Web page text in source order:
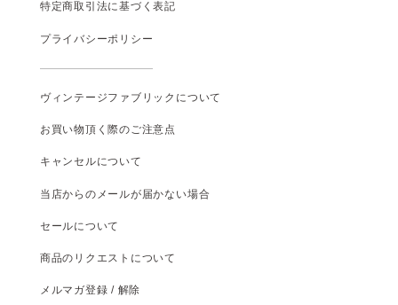
特定商取引法に基づく表記
プライバシーポリシー
ヴィンテージファブリックについて
お買い物頂く際のご注意点
キャンセルについて
当店からのメールが届かない場合
セールについて
商品のリクエストについて
メルマガ登録 / 解除